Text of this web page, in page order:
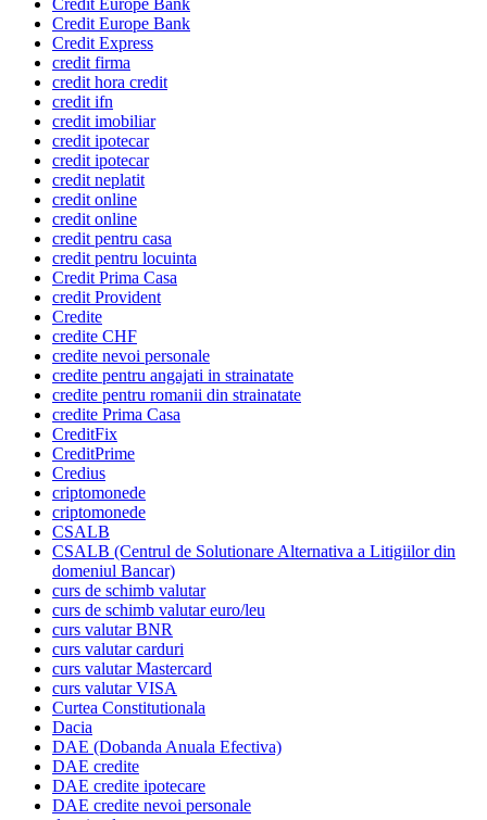
Credit Europe Bank
Credit Express
credit firma
credit hora credit
credit ifn
credit imobiliar
credit ipotecar
credit ipotecar
credit neplatit
credit online
credit online
credit pentru casa
credit pentru locuinta
Credit Prima Casa
credit Provident
Credite
credite CHF
credite nevoi personale
credite pentru angajati in strainatate
credite pentru romanii din strainatate
credite Prima Casa
CreditFix
CreditPrime
Credius
criptomonede
criptomonede
CSALB
CSALB (Centrul de Solutionare Alternativa a Litigiilor din
domeniul Bancar)
curs de schimb valutar
curs de schimb valutar euro/leu
curs valutar BNR
curs valutar carduri
curs valutar Mastercard
curs valutar VISA
Curtea Constitutionala
Dacia
DAE (Dobanda Anuala Efectiva)
DAE credite
DAE credite ipotecare
DAE credite nevoi personale